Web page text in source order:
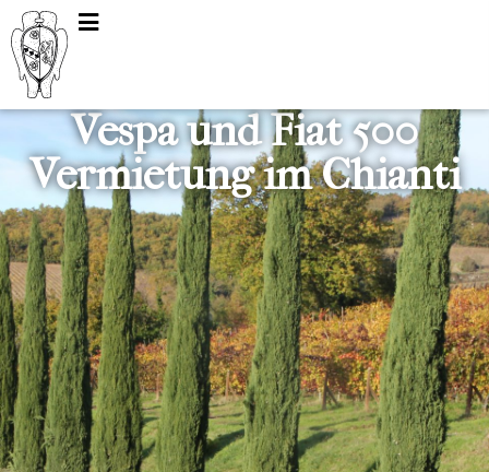
Vespa und Fiat 500
Vermietung im Chianti